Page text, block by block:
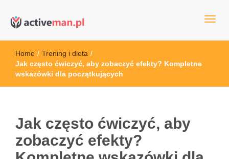
active man – sprzęt sportowy
sportowym
Home / Trening i dieta /
Jak często ćwiczyć, aby zobaczyć efekty? Kompletne
wskazówki dla początkujących
Jak często ćwiczyć, aby
zobaczyć efekty?